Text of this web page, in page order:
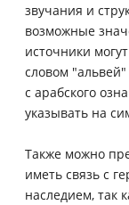
звучания и
возможные
источники
словом
с арабского
указывать на
Также можно
иметь связь с
наследием, так